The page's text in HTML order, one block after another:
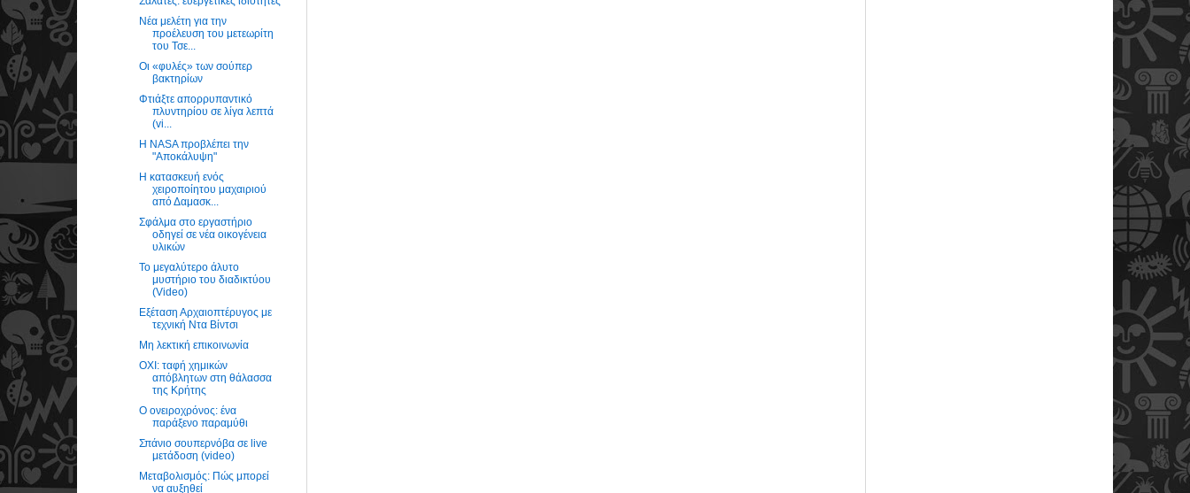
Νέα μελέτη για την
προέλευση του μετεωρίτη
του Τσε...
Οι «φυλές» των σούπερ
βακτηρίων
Φτιάξτε απορρυπαντικό
πλυντηρίου σε λίγα λεπτά
(vi...
Η NASA προβλέπει την
"Αποκάλυψη"
Η κατασκευή ενός
χειροποίητου μαχαιριού
από Δαμασκ...
Σφάλμα στο εργαστήριο
οδηγεί σε νέα οικογένεια
υλικών
Το μεγαλύτερο άλυτο
μυστήριο του διαδικτύου
(Video)
Εξέταση Αρχαιοπτέρυγος με
τεχνική Ντα Βίντσι
Μη λεκτική επικοινωνία
ΟΧΙ: ταφή χημικών
απόβλητων στη θάλασσα
της Κρήτης
Ο ονειροχρόνος: ένα
παράξενο παραμύθι
Σπάνιο σουπερνόβα σε live
μετάδοση (video)
Μεταβολισμός: Πώς μπορεί
να αυξηθεί